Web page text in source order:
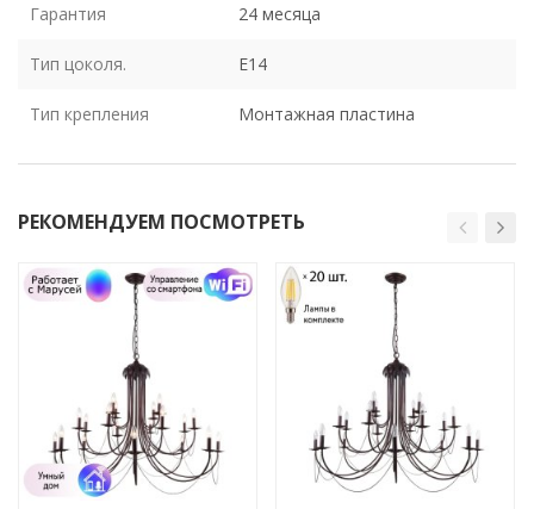
Гарантия 24 месяца
Тип цоколя. E14
Тип крепления Монтажная пластина
РЕКОМЕНДУЕМ ПОСМОТРЕТЬ